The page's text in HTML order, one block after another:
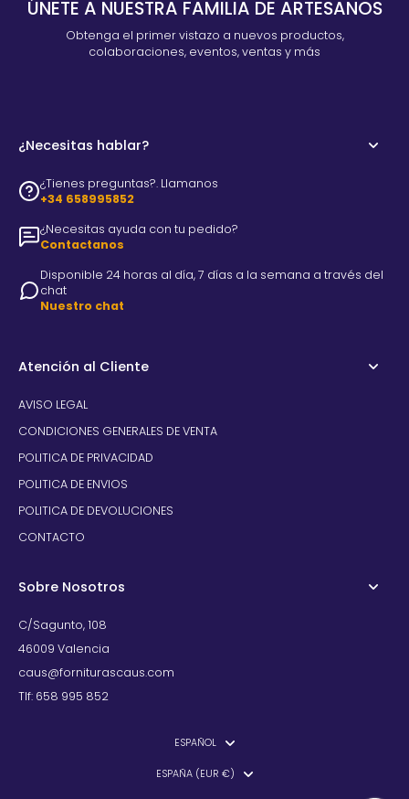
ÚNETE A NUESTRA FAMILIA DE ARTESANOS
Obtenga el primer vistazo a nuevos productos,
colaboraciones, eventos, ventas y más
¿Necesitas hablar?
¿Tienes preguntas?. Llamanos
+34 658995852
¿Necesitas ayuda con tu pedido?
Contactanos
Disponible 24 horas al día, 7 días a la semana a través del
chat
Nuestro chat
Atención al Cliente
AVISO LEGAL
CONDICIONES GENERALES DE VENTA
POLITICA DE PRIVACIDAD
POLITICA DE ENVIOS
POLITICA DE DEVOLUCIONES
CONTACTO
Sobre Nosotros
C/Sagunto, 108
46009 Valencia
caus@forniturascaus.com
Tlf: 658 995 852
ESPAÑOL
ESPAÑA (EUR €)